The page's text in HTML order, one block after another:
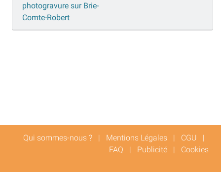
photogravure sur Brie-
Comte-Robert
Qui sommes-nous ? | Mentions Légales | CGU |
FAQ | Publicité | Cookies